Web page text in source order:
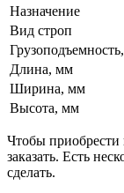
Назначение
Вид строп
Длина, мм
Ширина, мм
Высота, мм
Чтобы приобрести
заказать. Есть
сделать.